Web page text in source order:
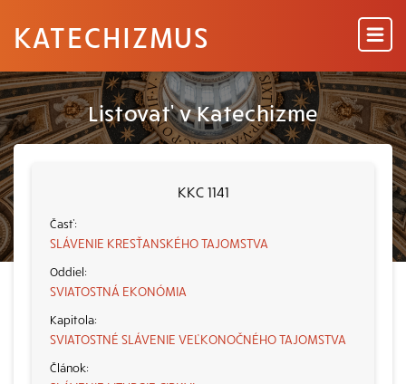
KATECHIZMUS
Listovať v Katechizme
KKC 1141
SLÁVENIE KRESŤANSKÉHO TAJOMSTVA
SVIATOSTNÁ EKONÓMIA
SVIATOSTNÉ SLÁVENIE VEĽKONOČNÉHO TAJOMSTVA